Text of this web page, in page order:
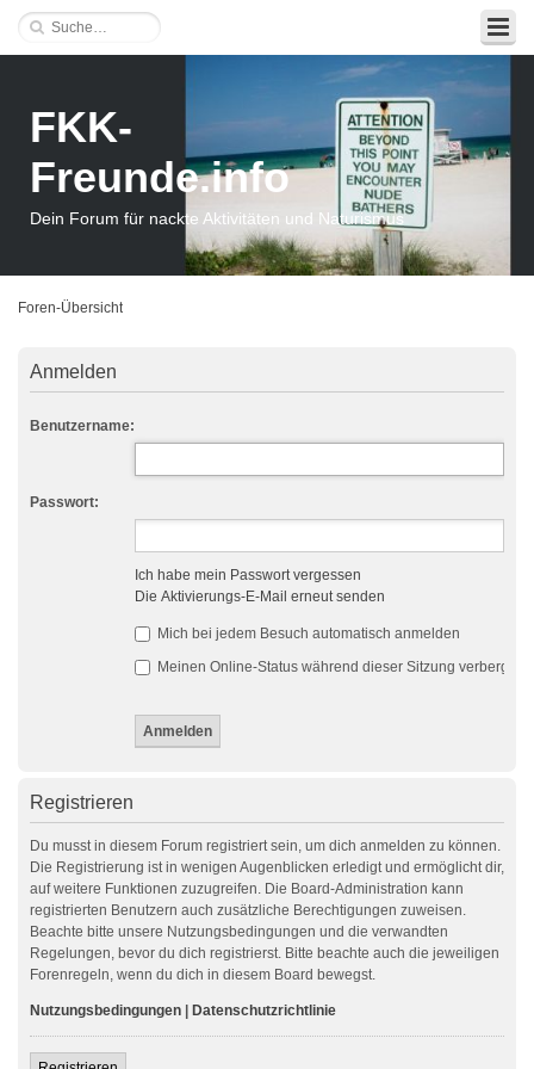
FKK-
Freunde.info
Dein Forum für nackte Aktivitäten und Naturismus
Foren-Übersicht
Anmelden
Benutzername:
Passwort:
Ich habe mein Passwort vergessen
Die Aktivierungs-E-Mail erneut senden
Mich bei jedem Besuch automatisch anmelden
Meinen Online-Status während dieser Sitzung verbergen
Registrieren
Du musst in diesem Forum registriert sein, um dich anmelden zu können.
Die Registrierung ist in wenigen Augenblicken erledigt und ermöglicht dir,
auf weitere Funktionen zuzugreifen. Die Board-Administration kann
registrierten Benutzern auch zusätzliche Berechtigungen zuweisen.
Beachte bitte unsere Nutzungsbedingungen und die verwandten
Regelungen, bevor du dich registrierst. Bitte beachte auch die jeweiligen
Forenregeln, wenn du dich in diesem Board bewegst.
Nutzungsbedingungen Datenschutzrichtlinie